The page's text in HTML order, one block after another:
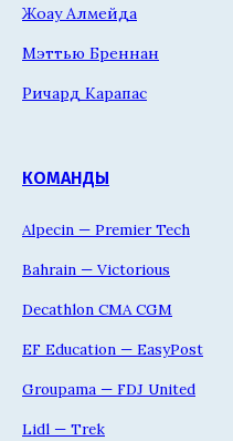
Жоау Алмейда
Мэттью Бреннан
Ричард Карапас
КОМАНДЫ
Alpecin — Premier Tech
Bahrain — Victorious
Decathlon CMA CGM
EF Education — EasyPost
Groupama — FDJ United
Lidl — Trek